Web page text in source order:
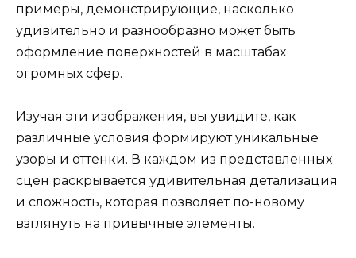
примеры, демонстрирующие, насколько
удивительно и разнообразно может быть
оформление поверхностей в масштабах
огромных сфер.
Изучая эти изображения, вы увидите, как
различные условия формируют уникальные
узоры и оттенки. В каждом из представленных
сцен раскрывается удивительная детализация
и сложность, которая позволяет по-новому
взглянуть на привычные элементы.